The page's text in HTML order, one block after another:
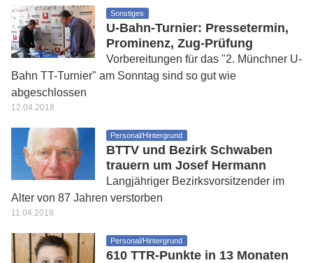
Sonstiges
U-Bahn-Turnier: Pressetermin,
Prominenz, Zug-Prüfung
Vorbereitungen für das "2. Münchner U-
Bahn TT-Turnier" am Sonntag sind so gut wie
abgeschlossen
12.04.2018
Personal/Hintergrund
BTTV und Bezirk Schwaben
trauern um Josef Hermann
Langjähriger Bezirksvorsitzender im
Alter von 87 Jahren verstorben
11.04.2018
Personal/Hintergrund
610 TTR-Punkte in 13 Monaten